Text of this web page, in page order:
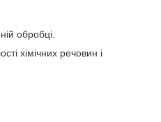
обробці.
хімічних речовин і